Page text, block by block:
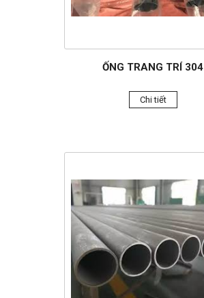
ỐNG TRANG TRÍ 304
Chi tiết